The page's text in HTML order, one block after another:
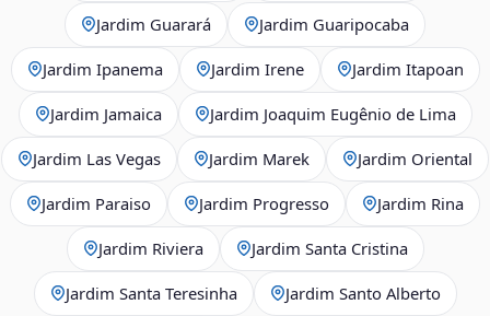
Jardim Guarará Jardim Guaripocaba
Jardim Ipanema Jardim Irene Jardim Itapoan
Jardim Jamaica Jardim Joaquim Eugênio de Lima
Jardim Las Vegas Jardim Marek Jardim Oriental
Jardim Paraiso Jardim Progresso Jardim Rina
Jardim Riviera Jardim Santa Cristina
Jardim Santa Teresinha Jardim Santo Alberto